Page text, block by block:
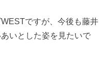
ですが、今後も藤井
いとした姿を見たいで